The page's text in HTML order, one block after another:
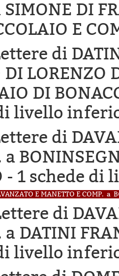
SIMONE DI
E
di
DI LORENZO
DI
livello
di
a
- 1 schede di
E MANETTO E COMP. a
di
a DATINI
livello